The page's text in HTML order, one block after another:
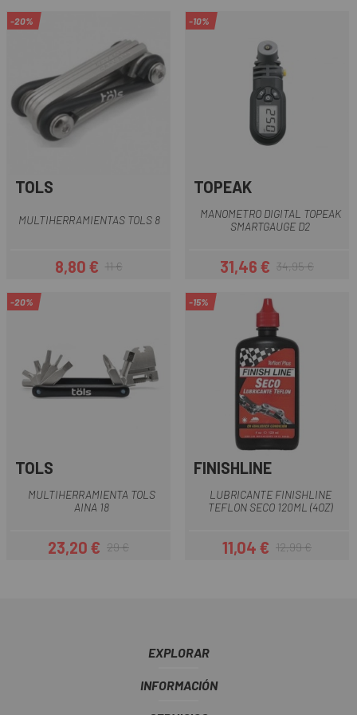
-20%
TOLS
MULTIHERRAMIENTAS TOLS 8
Precio
8,80 €Precio regular
11 €
-10%
TOPEAK
MANOMETRO DIGITAL TOPEAK
SMARTGAUGE D2
Precio
31,46 €Precio regular
34,95 €
-20%
TOLS
MULTIHERRAMIENTA TOLS
AINA 18
Precio
23,20 €Precio regular
29 €
-15%
FINISHLINE
LUBRICANTE FINISHLINE
TEFLON SECO 120ML (4OZ)
Precio
11,04 €Precio regular
12,99 €
EXPLORAR
INFORMACIÓN